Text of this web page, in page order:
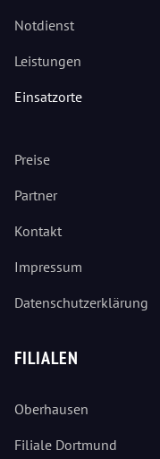
Notdienst
Leistungen
Einsatzorte
Preise
Partner
Kontakt
Impressum
Datenschutzerklärung
FILIALEN
Oberhausen
Filiale Dortmund